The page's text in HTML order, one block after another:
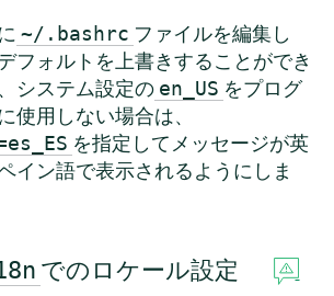
~/.bashrc ファイルを編集し
フォルトを上書きすることができ
システム設定の en_US をプログ
使用しない場合は、
を指定してメッセージが英
イン語で表示されるようにしま
でのロケール設定